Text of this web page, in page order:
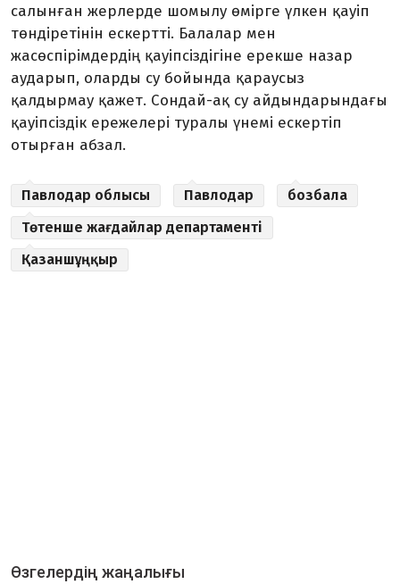
салынған жерлерде шомылу өмірге үлкен қауіп
төндіретінін ескертті. Балалар мен
жасөспірімдердің қауіпсіздігіне ерекше назар
аударып, оларды су бойында қараусыз
қалдырмау қажет. Сондай-ақ су айдындарындағы
қауіпсіздік ережелері туралы үнемі ескертіп
отырған абзал.
Павлодар облысы Павлодар
бозбала
Төтенше жағдайлар департаменті
Қазаншұңқыр